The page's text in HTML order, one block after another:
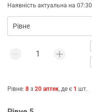
Наявність актуальна на 07:30
Рівне: 8 з 20 аптек, де є 1 шт.